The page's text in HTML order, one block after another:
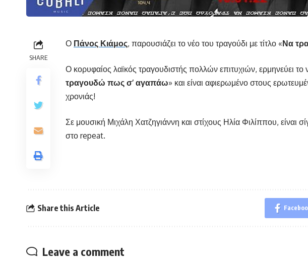
SHARE
Ο Πάνος Κιάμος, παρουσιάζει το νέο του τραγούδι με τίτλο «Να
Ο κορυφαίος λαϊκός τραγουδιστής πολλών επιτυχιών, ερμηνεύει το
τραγουδώ πως σ’ αγαπάω» και είναι αφιερωμένο στους
χρονιάς!
Σε μουσική Μιχάλη Χατζηγιάννη και στίχους Ηλία Φιλίππου, είναι
στο repeat.
Share this Article
Leave a comment